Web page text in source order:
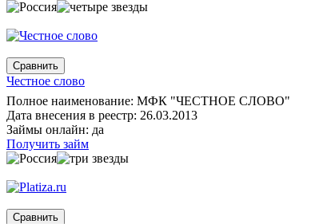
Честное слово
Полное наименование: МФК "ЧЕСТНОЕ СЛОВО"
Дата внесения в реестр: 26.03.2013
Займы онлайн: да
Получить займ